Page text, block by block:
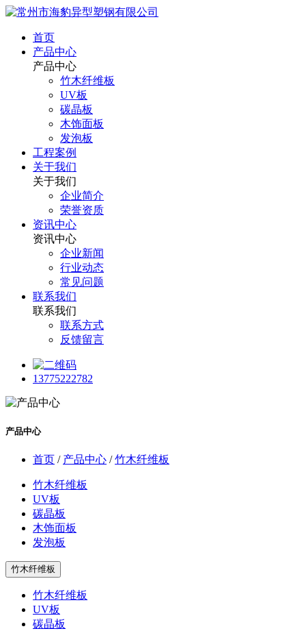
首页
产品中心
产品中心
竹木纤维板
UV板
碳晶板
木饰面板
发泡板
工程案例
关于我们
关于我们
企业简介
荣誉资质
资讯中心
资讯中心
企业新闻
行业动态
常见问题
联系我们
联系我们
联系方式
反馈留言
13775222782
产品中心
首页 / 产品中心 /竹木纤维板
竹木纤维板
UV板
碳晶板
木饰面板
发泡板
竹木纤维板
竹木纤维板
UV板
碳晶板